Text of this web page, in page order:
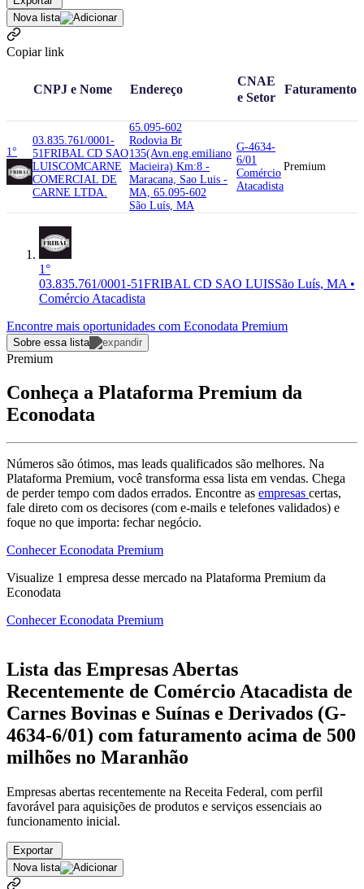
Nova lista
Copiar link
CNPJ e Nome Endereço
CNAE
e Setor
Faturamento
1°
03.835.761/0001-
51FRIBAL CD SAO
LUISCOMCARNE
COMERCIAL DE
CARNE LTDA.
65.095-602
Rodovia Br
135(Avn.eng.emiliano
Macieira) Km:8 -
Maracana, Sao Luis -
MA, 65.095-602
São Luís, MA
G-4634-
6/01
Comércio
Atacadista
Premium
1°
03.835.761/0001-51FRIBAL CD SAO LUISSão Luís, MA •
Comércio Atacadista
Encontre mais oportunidades com Econodata Premium
Sobre essa lista
Premium
Conheça a Plataforma Premium da
Econodata
Números são ótimos, mas leads qualificados são melhores. Na
Plataforma Premium, você transforma essa lista em vendas. Chega
de perder tempo com dados errados. Encontre as empresas certas,
fale direto com os decisores (com e-mails e telefones validados) e
foque no que importa: fechar negócio.
Conhecer Econodata Premium
Visualize 1 empresa desse mercado na Plataforma Premium da
Econodata
Conhecer Econodata Premium
Lista das Empresas Abertas
Recentemente de Comércio Atacadista de
Carnes Bovinas e Suínas e Derivados (G-
4634-6/01) com faturamento acima de 500
milhões no Maranhão
Empresas abertas recentemente na Receita Federal, com perfil
favorável para aquisições de produtos e serviços essenciais ao
funcionamento inicial.
Exportar
Nova lista